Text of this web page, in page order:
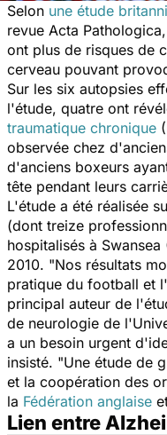
Selon une étude
revue Acta
ont plus de risques de
cerveau pouvant
Sur les six autopsies
l'étude, quatre ont
traumatique chronique
observée chez
d'anciens boxeurs
tête pendant leurs
L'étude a été réalisée
(dont treize
hospitalisés à
2010. "Nos résultats
pratique du football et
principal auteur de
de neurologie de
a un besoin urgent
insisté. "Une étude de
et la coopération des
la Fédération anglaise
Lien entre